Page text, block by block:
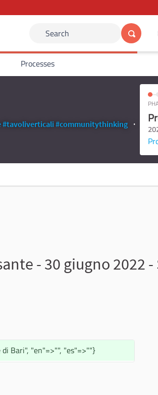
Search
Processes
#tavoliverticali #communitythinking
- 30 giugno 2022
Bari", "en"=>"", "es"=>""}